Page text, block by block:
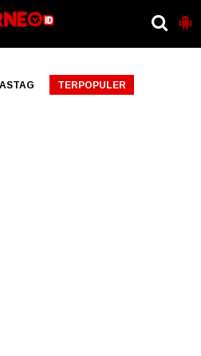
TERPOPULER